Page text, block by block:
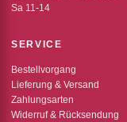
Sa 11-14
SERVICE
Bestellvorgang
Lieferung & Versand
Zahlungsarten
Widerruf & Rücksendung